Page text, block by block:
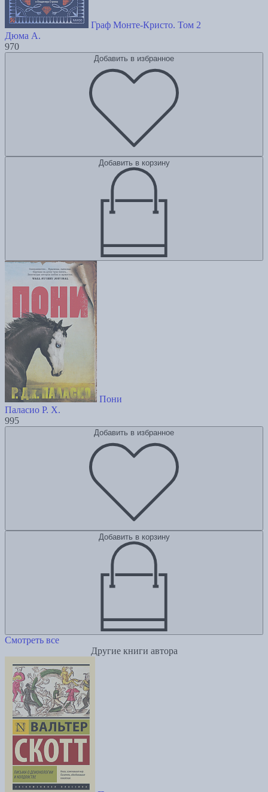
Граф Монте-Кристо. Том 2
Дюма А.
970
Добавить в избранное
Добавить в корзину
Пони
Паласио Р. Х.
995
Добавить в избранное
Добавить в корзину
Смотреть все
Другие книги автора